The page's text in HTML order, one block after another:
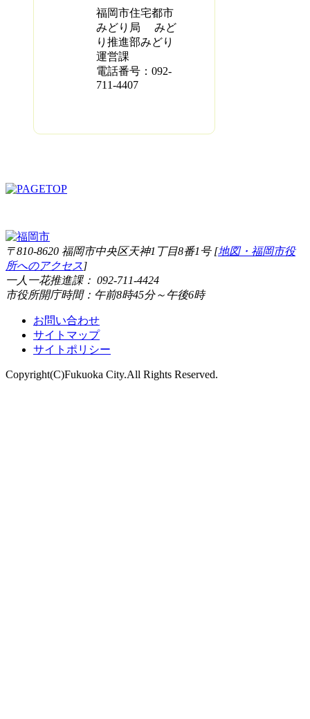
福岡市住宅都市
みどり局 みど
り推進部みどり
運営課
電話番号：092-
711-4407
〒810-8620 福岡市中央区天神1丁目8番1号 [地図・福岡市役
所へのアクセス]
一人一花推進課： 092-711-4424
市役所開庁時間：午前8時45分～午後6時
お問い合わせ
サイトマップ
サイトポリシー
Copyright(C)Fukuoka City.All Rights Reserved.